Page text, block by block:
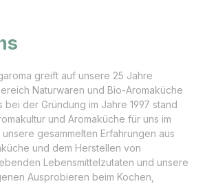
greift auf unsere 25 Jahre
Naturwaren und Bio-Aromaküche
bei der Gründung im Jahre 1997 stand
und Aromaküche für uns im
unsere gesammelten Erfahrungen aus
und dem Herstellen von
Lebensmittelzutaten und unsere
Ausprobieren beim Kochen,